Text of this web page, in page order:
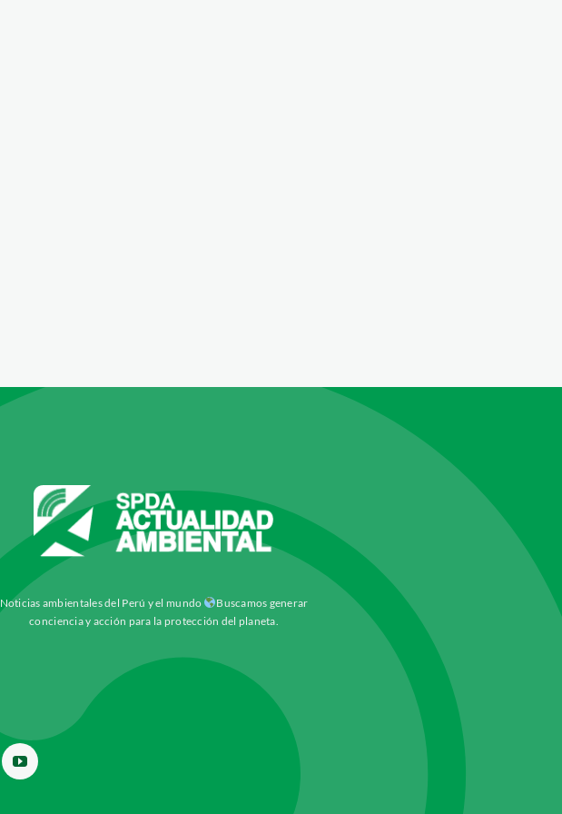
Noticias ambientales del Perú y el mundo
Buscamos generar
conciencia y acción para la protección del planeta.